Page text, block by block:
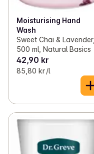
Moisturising Hand
Wash
Sweet Chai & Lavender,
500 ml, Natural Basics
42,90 kr
85,80 kr /l